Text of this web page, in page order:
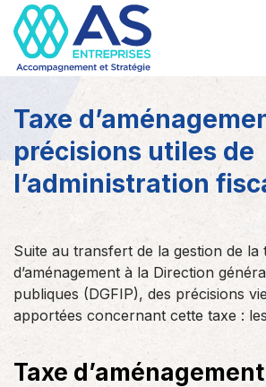
Taxe
précisions utiles de
l’administration
Suite au transfert de la gestion de la
d’aménagement à la Direction
publiques (DGFIP), des précisions
apportées concernant cette taxe :
Taxe